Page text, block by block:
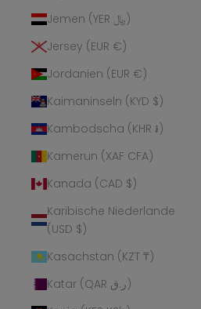
Jemen (YER ﷼)
Jersey (EUR €)
Jordanien (EUR €)
Kaimaninseln (KYD $)
Kambodscha (KHR ៛)
Kamerun (XAF CFA)
Kanada (CAD $)
Karibische Niederlande
(USD $)
Kasachstan (KZT ₸)
Katar (QAR ر.ق)